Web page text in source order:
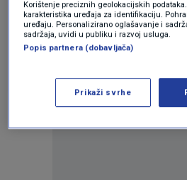
A RUSI SELO PO SELO I
ZADNJIH MJESEC DANA
Korištenje preciznih geolokacijskih
karakteristika uređaja za identifikaciju.
uređaju. Personalizirano oglašavanje i
sadržaja, uvidi u publiku i razvoj usluga.
Popis partnera (dobavljača)
Prikaži svrhe